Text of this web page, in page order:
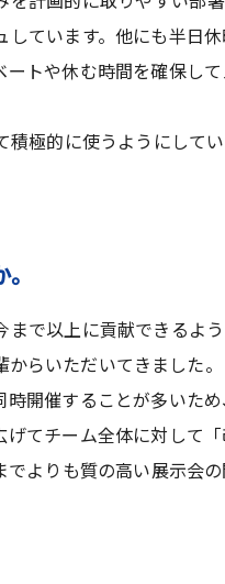
ています。他にも半日
トや休む時間を確保し
極的に使うようにして
で以上に貢献できるよ
らいただいてきました
開催することが多いた
てチーム全体に対して
よりも質の高い展示会